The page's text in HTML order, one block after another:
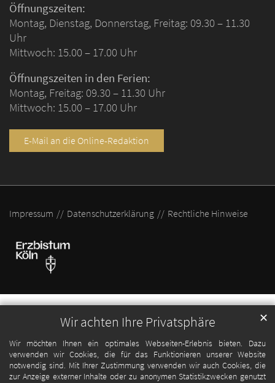
Wir achten Ihre Privatsphäre
Wir möchten Ihnen ein optimales Webseiten-Erlebnis bieten. Dazu
verwenden wir Cookies, die für das Funktionieren unserer Website
notwendig sind. Mit Ihrer Zustimmung verwenden wir auch Cookies, die
zur Anzeige externer Inhalte oder zu anonymen Statistikzwecken genutzt
✕
Öffnungszeiten:
Montag, Dienstag, Donnerstag, Freitag: 09.30 – 11.30
Uhr
Mittwoch: 15.00 – 17.00 Uhr
Öffnungszeiten in den Ferien:
Montag, Freitag: 09.30 – 11.30 Uhr
Mittwoch: 15.00 – 17.00 Uhr
E-Mail an die Online-Redaktion
Impressum Datenschutzerklärung Rechtliche Hinweise